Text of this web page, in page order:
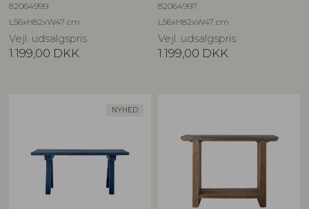
82064999
L56xH82xW47 cm
Vejl. udsalgspris
1.199,00 DKK
82064997
L56xH82xW47 cm
Vejl. udsalgspris
1.199,00 DKK
NYHED